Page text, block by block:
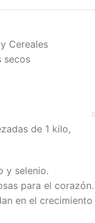
Cereales
secos
de 1 kilo,
y selenio.
para el corazón.
en el crecimiento